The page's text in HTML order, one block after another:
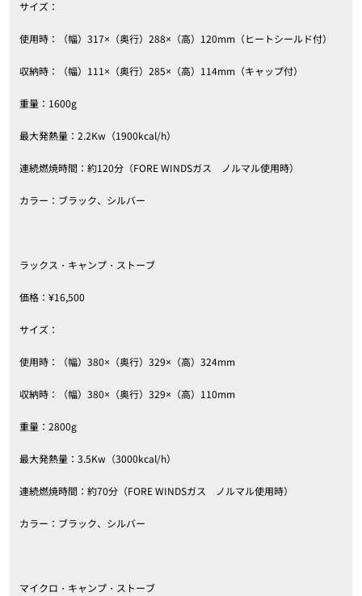
サイズ：
使用時：（幅）317×（奥行）288×（高）120mm（ヒートシールド付）
収納時：（幅）111×（奥行）285×（高）114mm（キャップ付）
重量：1600g
最大発熱量：2.2Kw（1900kcal/h）
連続燃焼時間：約120分（FORE WINDSガス ノルマル使用時）
カラー：ブラック、シルバー
ラックス・キャンプ・ストーブ
価格：¥16,500
サイズ：
使用時：（幅）380×（奥行）329×（高）324mm
収納時：（幅）380×（奥行）329×（高）110mm
重量：2800g
最大発熱量：3.5Kw（3000kcal/h）
連続燃焼時間：約70分（FORE WINDSガス ノルマル使用時）
カラー：ブラック、シルバー
マイクロ・キャンプ・ストーブ